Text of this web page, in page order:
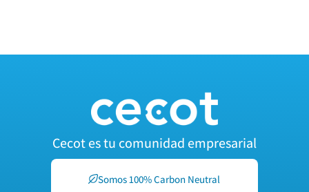
Cecot es tu comunidad empresarial
Somos 100% Carbon Neutral